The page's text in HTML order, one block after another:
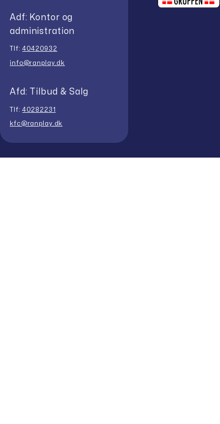
Adf: Kontor og
administration
Tlf:40420932
info@ranplay.dk
Afd: Tilbud & Salg
Tlf:40282231
kfc@ranplay.dk